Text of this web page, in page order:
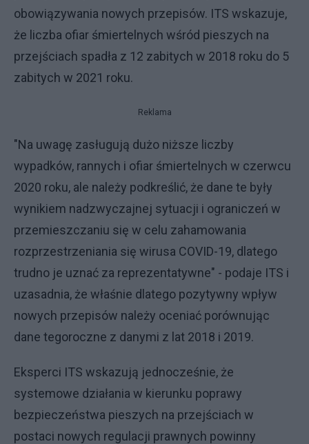
obowiązywania nowych przepisów. ITS wskazuje,
że liczba ofiar śmiertelnych wśród pieszych na
przejściach spadła z 12 zabitych w 2018 roku do 5
zabitych w 2021 roku.
Reklama
"Na uwagę zasługują dużo niższe liczby
wypadków, rannych i ofiar śmiertelnych w czerwcu
2020 roku, ale należy podkreślić, że dane te były
wynikiem nadzwyczajnej sytuacji i ograniczeń w
przemieszczaniu się w celu zahamowania
rozprzestrzeniania się wirusa COVID-19, dlatego
trudno je uznać za reprezentatywne" - podaje ITS i
uzasadnia, że właśnie dlatego pozytywny wpływ
nowych przepisów należy oceniać porównując
dane tegoroczne z danymi z lat 2018 i 2019.
Eksperci ITS wskazują jednocześnie, że
systemowe działania w kierunku poprawy
bezpieczeństwa pieszych na przejściach w
postaci nowych regulacji prawnych powinny